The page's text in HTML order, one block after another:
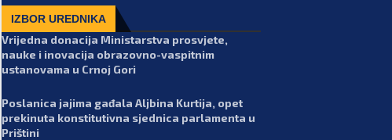
IZBOR UREDNIKA
Vrijedna donacija Ministarstva prosvjete,
nauke i inovacija obrazovno-vaspitnim
ustanovama u Crnoj Gori
Poslanica jajima gađala Aljbina Kurtija, opet
prekinuta konstitutivna sjednica parlamenta u
Prištini